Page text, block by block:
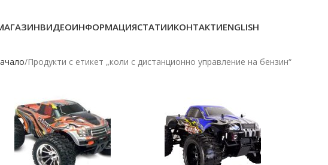
ВИДЕОИНФОРМАЦИЯСТАТИИКОНТАКТИENGLISH
Продукти с етикет „коли с дистанционно управление на бензин“